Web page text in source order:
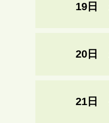
19日
20日
21日